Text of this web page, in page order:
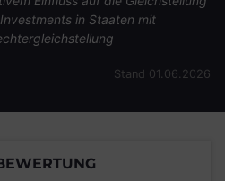
in Staaten mit
Stand 01.06.2026